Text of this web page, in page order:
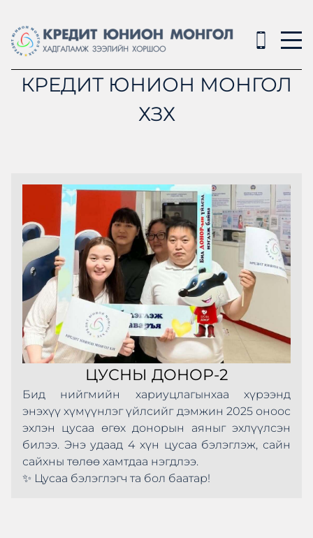
КРЕДИТ ЮНИОН МОНГОЛ
ХЗХ
ЦУСНЫ ДОНОР-2
Бид нийгмийн хариуцлагынхаа хүрээнд
энэхүү хүмүүнлэг үйлсийг дэмжин 2025 оноос
эхлэн цусаа өгөх донорын аяныг эхлүүлсэн
билээ. Энэ удаад 4 хүн цусаа бэлэглэж, сайн
сайхны төлөө хамтдаа нэгдлээ.
✨ Цусаа бэлэглэгч та бол баатар!